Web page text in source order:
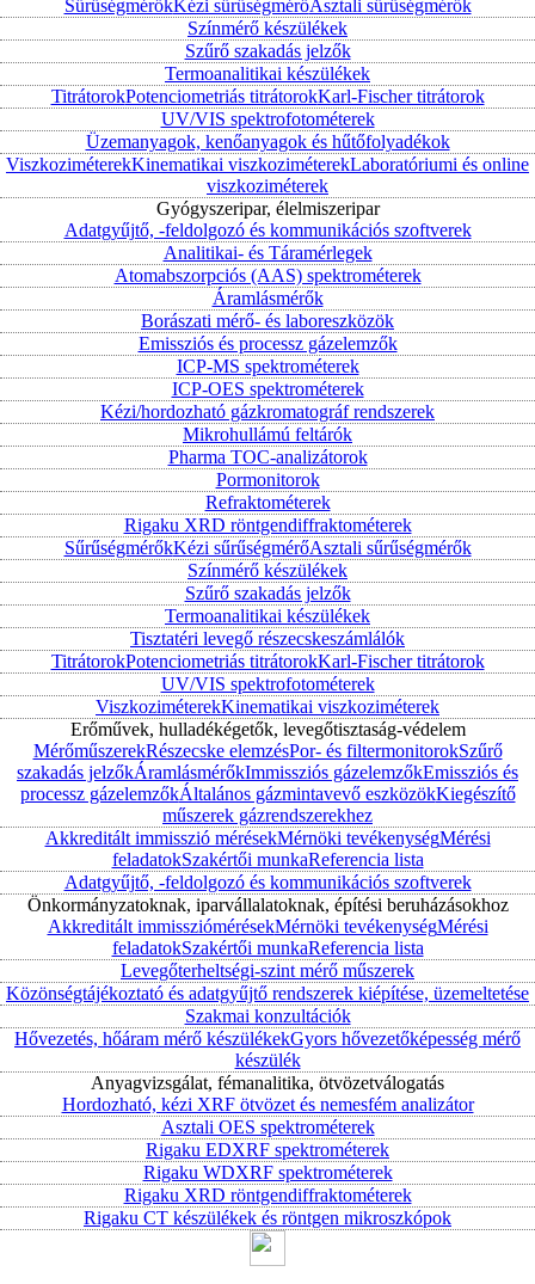
SűrűségmérőkKézi sűrűségmérőAsztali sűrűségmérők
Színmérő készülékek
Szűrő szakadás jelzők
Termoanalitikai készülékek
TitrátorokPotenciometriás titrátorokKarl-Fischer titrátorok
UV/VIS spektrofotométerek
Üzemanyagok, kenőanyagok és hűtőfolyadékok
ViszkoziméterekKinematikai viszkoziméterekLaboratóriumi és online
viszkoziméterek
Gyógyszeripar, élelmiszeripar
Adatgyűjtő, -feldolgozó és kommunikációs szoftverek
Analitikai- és Táramérlegek
Atomabszorpciós (AAS) spektrométerek
Áramlásmérők
Borászati mérő- és laboreszközök
Emissziós és processz gázelemzők
ICP-MS spektrométerek
ICP-OES spektrométerek
Kézi/hordozható gázkromatográf rendszerek
Mikrohullámú feltárók
Pharma TOC-analizátorok
Pormonitorok
Refraktométerek
Rigaku XRD röntgendiffraktométerek
SűrűségmérőkKézi sűrűségmérőAsztali sűrűségmérők
Színmérő készülékek
Szűrő szakadás jelzők
Termoanalitikai készülékek
Tisztatéri levegő részecskeszámlálók
TitrátorokPotenciometriás titrátorokKarl-Fischer titrátorok
UV/VIS spektrofotométerek
ViszkoziméterekKinematikai viszkoziméterek
Erőművek, hulladékégetők, levegőtisztaság-védelem
MérőműszerekRészecske elemzésPor- és filtermonitorokSzűrő
szakadás jelzőkÁramlásmérőkImmissziós gázelemzőkEmissziós és
processz gázelemzőkÁltalános gázmintavevő eszközökKiegészítő
műszerek gázrendszerekhez
Akkreditált immisszió mérésekMérnöki tevékenységMérési
feladatokSzakértői munkaReferencia lista
Adatgyűjtő, -feldolgozó és kommunikációs szoftverek
Önkormányzatoknak, iparvállalatoknak, építési beruházásokhoz
Akkreditált immissziómérésekMérnöki tevékenységMérési
feladatokSzakértői munkaReferencia lista
Levegőterheltségi-szint mérő műszerek
Közönségtájékoztató és adatgyűjtő rendszerek kiépítése, üzemeltetése
Szakmai konzultációk
Hővezetés, hőáram mérő készülékekGyors hővezetőképesség mérő
készülék
Anyagvizsgálat, fémanalitika, ötvözetválogatás
Hordozható, kézi XRF ötvözet és nemesfém analizátor
Asztali OES spektrométerek
Rigaku EDXRF spektrométerek
Rigaku WDXRF spektrométerek
Rigaku XRD röntgendiffraktométerek
Rigaku CT készülékek és röntgen mikroszkópok